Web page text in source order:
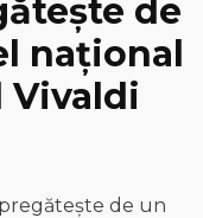
de
național
Vivaldi
de un